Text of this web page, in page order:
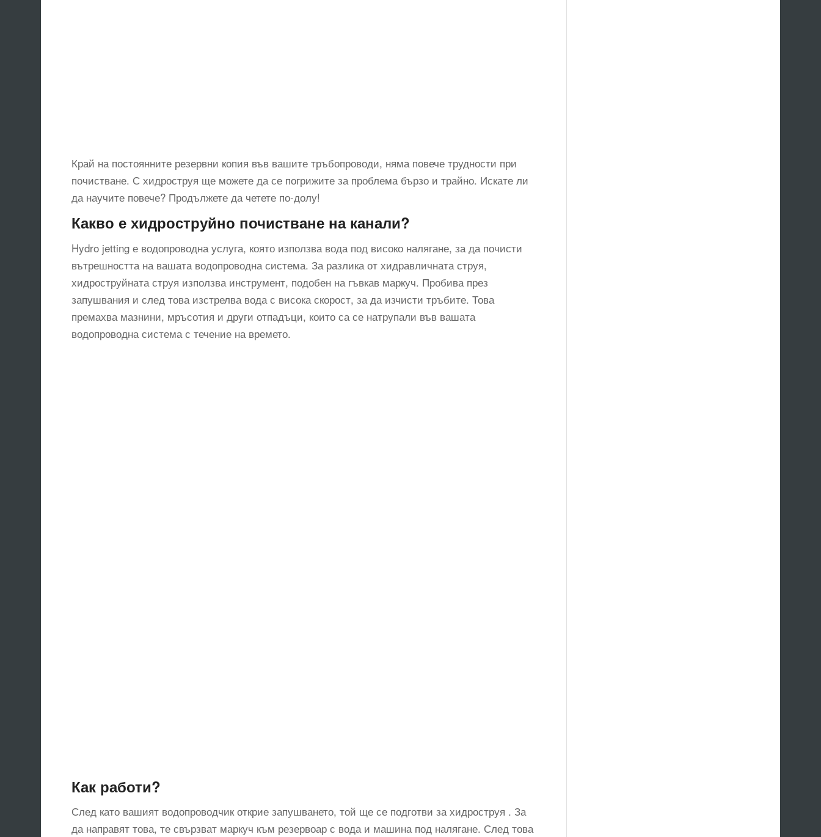
Край на постоянните резервни копия във вашите тръбопроводи, няма повече трудности при
почистване. С хидроструя ще можете да се погрижите за проблема бързо и трайно. Искате ли
да научите повече? Продължете да четете по-долу!
Какво е хидроструйно почистване на канали?
Hydro jetting е водопроводна услуга, която използва вода под високо налягане, за да почисти
вътрешността на вашата водопроводна система. За разлика от хидравличната струя,
хидроструйната струя използва инструмент, подобен на гъвкав маркуч. Пробива през
запушвания и след това изстрелва вода с висока скорост, за да изчисти тръбите. Това
премахва мазнини, мръсотия и други отпадъци, които са се натрупали във вашата
водопроводна система с течение на времето.
Как работи?
След като вашият водопроводчик открие запушването, той ще се подготви за хидроструя . За
да направят това, те свързват маркуч към резервоар с вода и машина под налягане. След това